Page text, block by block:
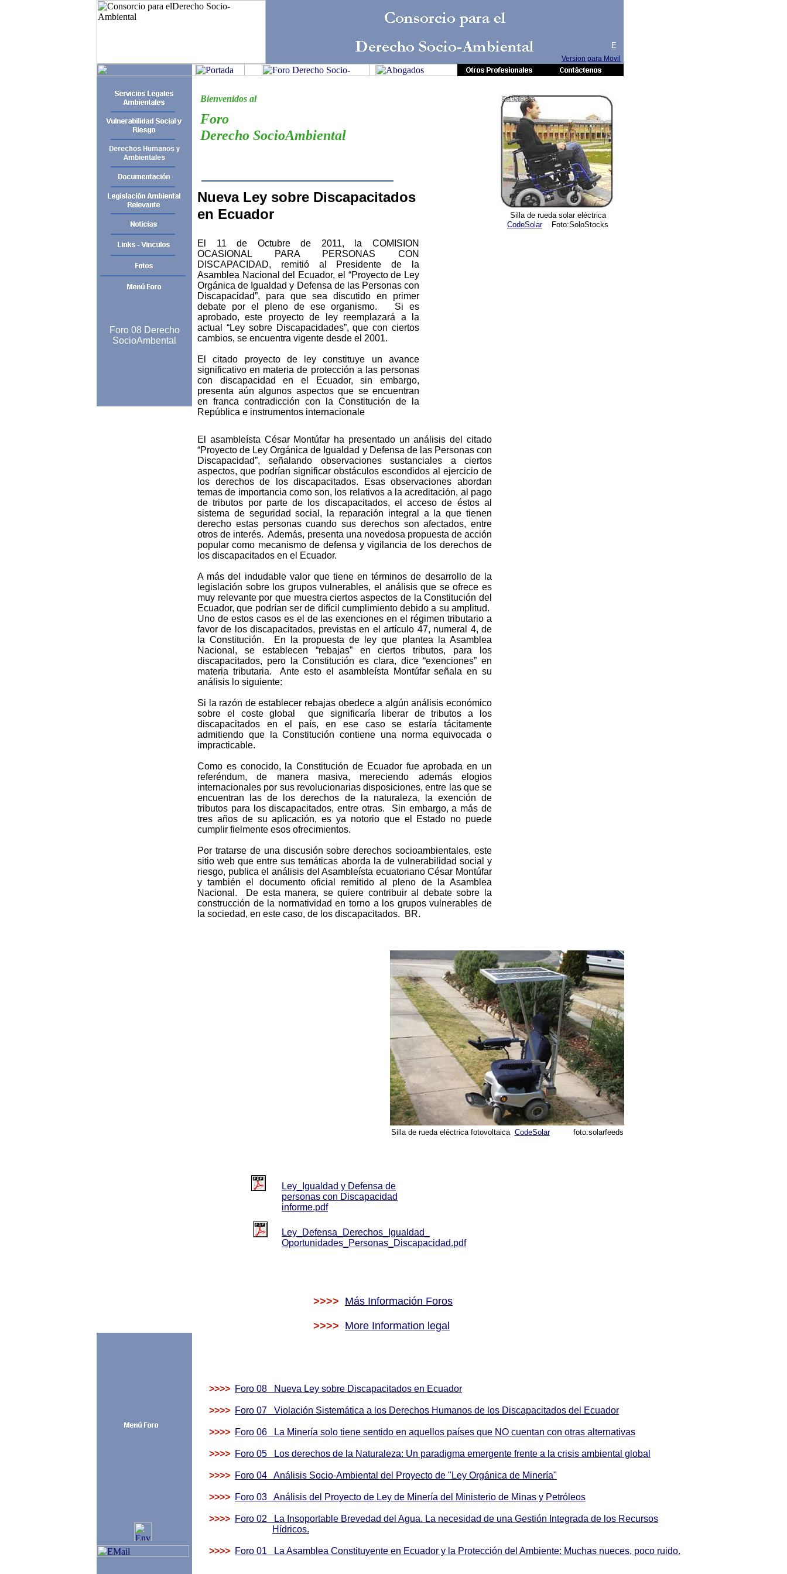
Consorcio para el
Derecho Socio-Ambiental
Silla de rueda solar eléctrica
CodeSolarFoto:SoloStocks
Silla de rueda eléctrica fotovoltaica CodeSolarfoto:solarfeeds
El asambleísta César Montúfar ha presentado un análisis del citado
“Proyecto de Ley Orgánica de Igualdad y Defensa de las Personas con
Discapacidad”, señalando observaciones sustanciales a ciertos
aspectos, que podrían significar obstáculos escondidos al ejercicio de
los derechos de los discapacitados. Esas observaciones abordan
temas de importancia como son, los relativos a la acreditación, al pago
de tributos por parte de los discapacitados, el acceso de éstos al
sistema de seguridad social, la reparación integral a la que tienen
derecho estas personas cuando sus derechos son afectados, entre
otros de interés. Además, presenta una novedosa propuesta de acción
popular como mecanismo de defensa y vigilancia de los derechos de
los discapacitados en el Ecuador.
A más del indudable valor que tiene en términos de desarrollo de la
legislación sobre los grupos vulnerables, el análisis que se ofrece es
muy relevante por que muestra ciertos aspectos de la Constitución del
Ecuador, que podrían ser de difícil cumplimiento debido a su amplitud.
Uno de estos casos es el de las exenciones en el régimen tributario a
favor de los discapacitados, previstas en el artículo 47, numeral 4, de
la Constitución. En la propuesta de ley que plantea la Asamblea
Nacional, se establecen “rebajas” en ciertos tributos, para los
discapacitados, pero la Constitución es clara, dice “exenciones” en
materia tributaria. Ante esto el asambleísta Montúfar señala en su
análisis lo siguiente:
Si la razón de establecer rebajas obedece a algún análisis económico
sobre el coste global que significaría liberar de tributos a los
discapacitados en el país, en ese caso se estaría tácitamente
admitiendo que la Constitución contiene una norma equivocada o
impracticable.
Como es conocido, la Constitución de Ecuador fue aprobada en un
referéndum, de manera masiva, mereciendo además elogios
internacionales por sus revolucionarias disposiciones, entre las que se
encuentran las de los derechos de la naturaleza, la exención de
tributos para los discapacitados, entre otras. Sin embargo, a más de
tres años de su aplicación, es ya notorio que el Estado no puede
cumplir fielmente esos ofrecimientos.
Por tratarse de una discusión sobre derechos socioambientales, este
sitio web que entre sus temáticas aborda la de vulnerabilidad social y
riesgo, publica el análisis del Asambleísta ecuatoriano César Montúfar
y también el documento oficial remitido al pleno de la Asamblea
Nacional. De esta manera, se quiere contribuir al debate sobre la
construcción de la normatividad en torno a los grupos vulnerables de
la sociedad, en este caso, de los discapacitados. BR.
>>>> Más Información Foros
>>>> More Information legal
Ley_Igualdad y Defensa de
personas con Discapacidad
informe.pdf
Ley_Defensa_Derechos_Igualdad_
Oportunidades_Personas_Discapacidad.pdf
Bienvenidos al
Nueva Ley sobre Discapacitados
en Ecuador
El 11 de Octubre de 2011, la COMISION
OCASIONAL PARA PERSONAS CON
DISCAPACIDAD, remitió al Presidente de la
Asamblea Nacional del Ecuador, el “Proyecto de Ley
Orgánica de Igualdad y Defensa de las Personas con
Discapacidad”, para que sea discutido en primer
debate por el pleno de ese organismo. Si es
aprobado, este proyecto de ley reemplazará a la
actual “Ley sobre Discapacidades”, que con ciertos
cambios, se encuentra vigente desde el 2001.
El citado proyecto de ley constituye un avance
significativo en materia de protección a las personas
con discapacidad en el Ecuador, sin embargo,
presenta aún algunos aspectos que se encuentran
en franca contradicción con la Constitución de la
República e instrumentos internacionale
Foro
Derecho SocioAmbiental
Version para Movil
E
Foro 08 Derecho
SocioAmbental
>>>> Foro 08 Nueva Ley sobre Discapacitados en Ecuador
>>>> Foro 07 Violación Sistemática a los Derechos Humanos de los Discapacitados del Ecuador
>>>> Foro 06 La Minería solo tiene sentido en aquellos países que NO cuentan con otras alternativas
>>>> Foro 05 Los derechos de la Naturaleza: Un paradigma emergente frente a la crisis ambiental global
>>>> Foro 04 Análisis Socio-Ambiental del Proyecto de "Ley Orgánica de Minería"
>>>> Foro 03 Análisis del Proyecto de Ley de Minería del Ministerio de Minas y Petróleos
>>>> Foro 02 La Insoportable Brevedad del Agua. La necesidad de una Gestión Integrada de los Recursos
Hídricos.
>>>> Foro 01 La Asamblea Constituyente en Ecuador y la Protección del Ambiente: Muchas nueces, poco ruido.